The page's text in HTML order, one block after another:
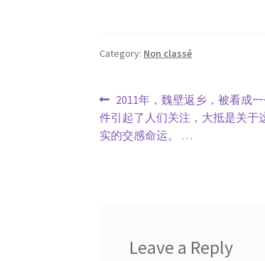
Category: Non classé
Post
navigation
Previous
post:
2011年，魏壁返乡，被看成
件引起了人们关注，大抵是关于
实的交感命运。 …
Leave a Reply